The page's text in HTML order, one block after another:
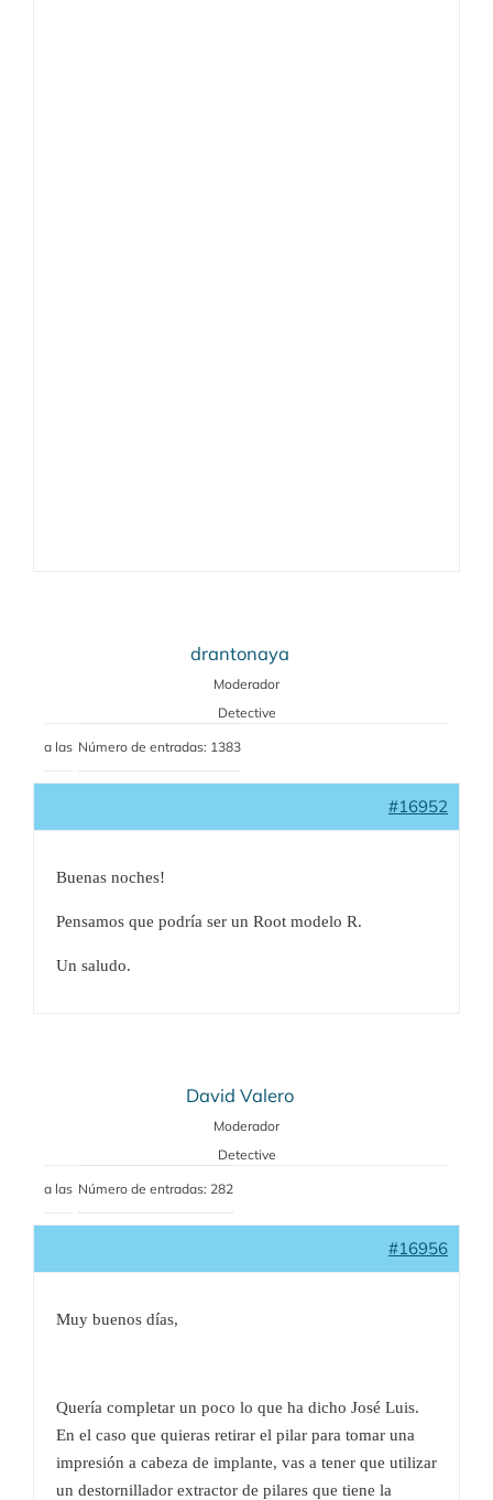
drantonaya
Moderador
Detective
a las Número de entradas: 1383
#16952
Buenas noches!
Pensamos que podría ser un Root modelo R.
Un saludo.
David Valero
Moderador
Detective
a las Número de entradas: 282
#16956
Muy buenos días,
Quería completar un poco lo que ha dicho José Luis.
En el caso que quieras retirar el pilar para tomar una
impresión a cabeza de implante, vas a tener que utilizar
un destornillador extractor de pilares que tiene la